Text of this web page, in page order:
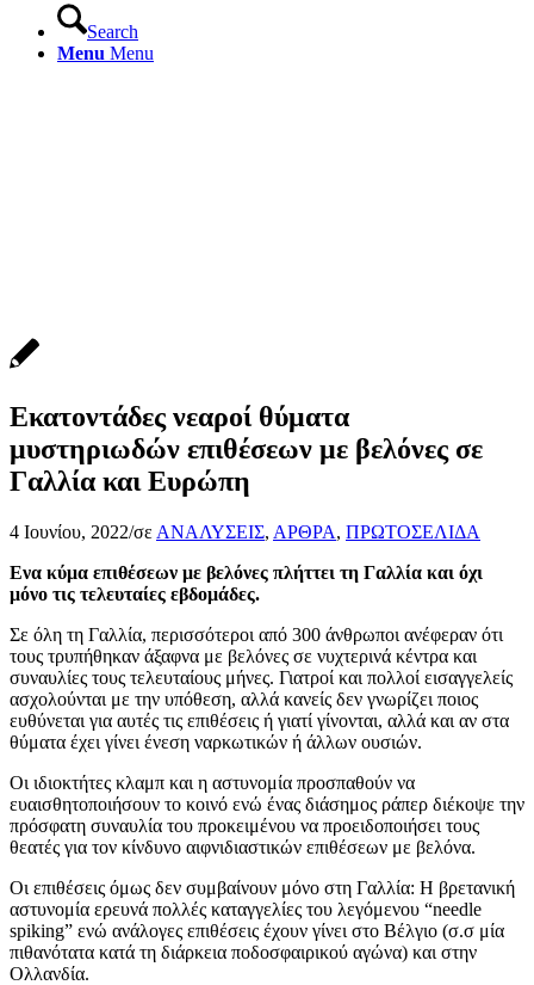
Search
Menu Menu
Εκατοντάδες νεαροί θύματα
μυστηριωδών επιθέσεων με βελόνες σε
Γαλλία και Ευρώπη
4 Ιουνίου, 2022/σε ΑΝΑΛΥΣΕΙΣ, ΑΡΘΡΑ, ΠΡΩΤΟΣΕΛΙΔΑ
Ενα κύμα επιθέσεων με βελόνες πλήττει τη Γαλλία και όχι
μόνο τις τελευταίες εβδομάδες.
Σε όλη τη Γαλλία, περισσότεροι από 300 άνθρωποι ανέφεραν ότι
τους τρυπήθηκαν άξαφνα με βελόνες σε νυχτερινά κέντρα και
συναυλίες τους τελευταίους μήνες. Γιατροί και πολλοί εισαγγελείς
ασχολούνται με την υπόθεση, αλλά κανείς δεν γνωρίζει ποιος
ευθύνεται για αυτές τις επιθέσεις ή γιατί γίνονται, αλλά και αν στα
θύματα έχει γίνει ένεση ναρκωτικών ή άλλων ουσιών.
Οι ιδιοκτήτες κλαμπ και η αστυνομία προσπαθούν να
ευαισθητοποιήσουν το κοινό ενώ ένας διάσημος ράπερ διέκοψε την
πρόσφατη συναυλία του προκειμένου να προειδοποιήσει τους
θεατές για τον κίνδυνο αιφνιδιαστικών επιθέσεων με βελόνα.
Οι επιθέσεις όμως δεν συμβαίνουν μόνο στη Γαλλία: Η βρετανική
αστυνομία ερευνά πολλές καταγγελίες του λεγόμενου “needle
spiking” ενώ ανάλογες επιθέσεις έχουν γίνει στο Βέλγιο (σ.σ μία
πιθανότατα κατά τη διάρκεια ποδοσφαιρικού αγώνα) και στην
Ολλανδία.